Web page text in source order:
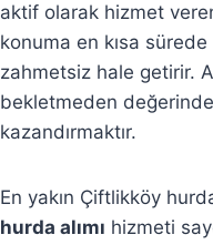
aktif olarak hizmet
konuma en kısa
zahmetsiz hale getirir.
bekletmeden
kazandırmaktır.
En yakın Çiftlikköy
hurda alımı hizmeti